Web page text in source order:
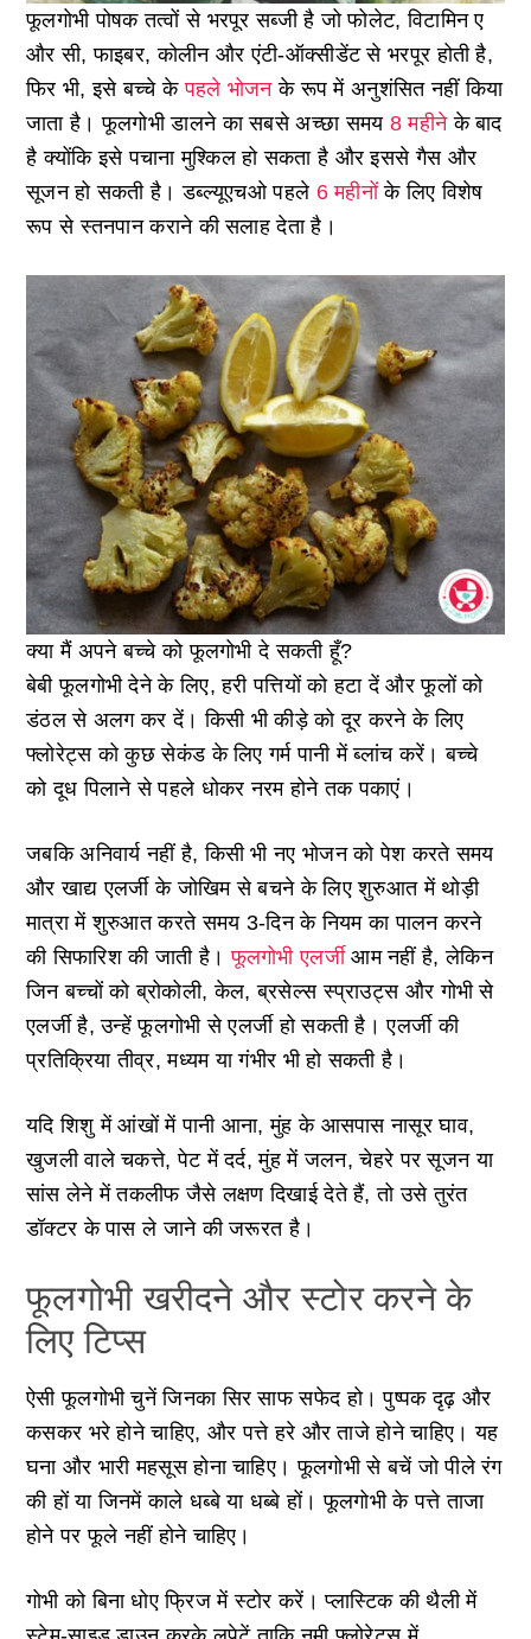
फूलगोभी पोषक तत्वों से भरपूर सब्जी है जो फोलेट, विटामिन ए
और सी, फाइबर, कोलीन और एंटी-ऑक्सीडेंट से भरपूर होती है,
फिर भी, इसे बच्चे केपहले भोजनके रूप में अनुशंसित नहीं किया
जाता है। फूलगोभी डालने का सबसे अच्छा समय 8 महीनेके बाद
है क्योंकि इसे पचाना मुश्किल हो सकता है और इससे गैस और
सूजन हो सकती है। डब्ल्यूएचओ पहले 6 महीनोंके लिए विशेष
रूप से स्तनपान कराने की सलाह देता है।
क्या मैं अपने बच्चे को फूलगोभी दे सकती हूँ?
बेबी फूलगोभी देने के लिए, हरी पत्तियों को हटा दें और फूलों को
डंठल से अलग कर दें। किसी भी कीड़े को दूर करने के लिए
फ्लोरेट्स को कुछ सेकंड के लिए गर्म पानी में ब्लांच करें। बच्चे
को दूध पिलाने से पहले धोकर नरम होने तक पकाएं।
जबकि अनिवार्य नहीं है, किसी भी नए भोजन को पेश करते समय
और खाद्य एलर्जी के जोखिम से बचने के लिए शुरुआत में थोड़ी
मात्रा में शुरुआत करते समय 3-दिन के नियम का पालन करने
की सिफारिश की जाती है।फूलगोभी एलर्जीआम नहीं है, लेकिन
जिन बच्चों को ब्रोकोली, केल, ब्रसेल्स स्प्राउट्स और गोभी से
एलर्जी है, उन्हें फूलगोभी से एलर्जी हो सकती है। एलर्जी की
प्रतिक्रिया तीव्र, मध्यम या गंभीर भी हो सकती है।
यदि शिशु में आंखों में पानी आना, मुंह के आसपास नासूर घाव,
खुजली वाले चकत्ते, पेट में दर्द, मुंह में जलन, चेहरे पर सूजन या
सांस लेने में तकलीफ जैसे लक्षण दिखाई देते हैं, तो उसे तुरंत
डॉक्टर के पास ले जाने की जरूरत है।
फूलगोभी खरीदने और स्टोर करने के
लिए टिप्स
ऐसी फूलगोभी चुनें जिनका सिर साफ सफेद हो। पुष्पक दृढ़ और
कसकर भरे होने चाहिए, और पत्ते हरे और ताजे होने चाहिए। यह
घना और भारी महसूस होना चाहिए। फूलगोभी से बचें जो पीले रंग
की हों या जिनमें काले धब्बे या धब्बे हों। फूलगोभी के पत्ते ताजा
होने पर फूले नहीं होने चाहिए।
गोभी को बिना धोए फ्रिज में स्टोर करें। प्लास्टिक की थैली में